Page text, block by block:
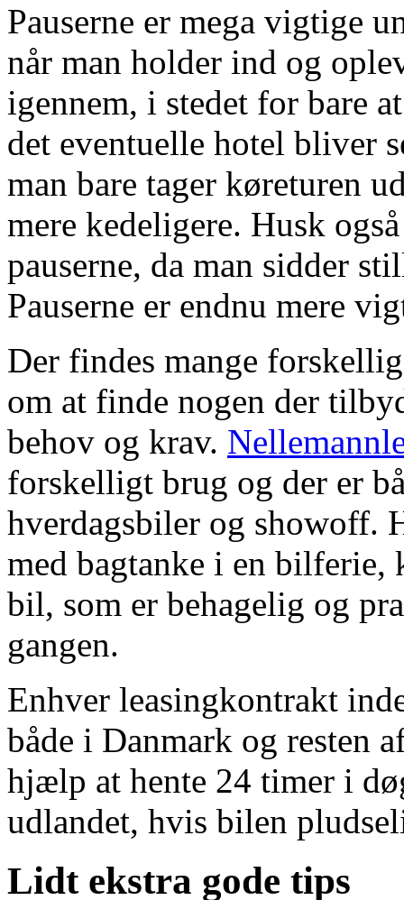
Pauserne er mega vigtige
når man holder ind og
igennem, i stedet for bare
det eventuelle hotel bliver
man bare tager køreturen
mere kedeligere. Husk
pauserne, da man sidder
Pauserne er endnu mere
Der findes mange
om at finde nogen der
behov og krav.
forskelligt brug og der er
hverdagsbiler og showoff.
med bagtanke i en bilferie,
bil, som er behagelig og
gangen.
Enhver leasingkontrakt
både i Danmark og resten
hjælp at hente 24 timer i
udlandet, hvis bilen
Lidt ekstra gode tips